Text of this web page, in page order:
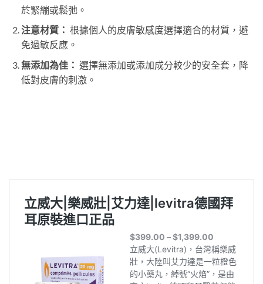
於緊繃或鬆弛。
注意材質： 根據個人的皮膚敏感度選擇適合的材質，避
免過敏反應。
無添加為佳： 選擇無添加或添加成分較少的安全套，降
低對皮膚的刺激。